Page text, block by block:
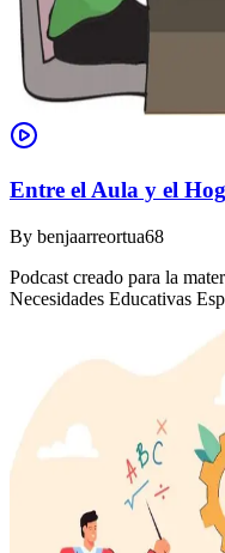
Entre el Aula y el
By benjaarreortua68
Podcast creado para la
Necesidades Educativas